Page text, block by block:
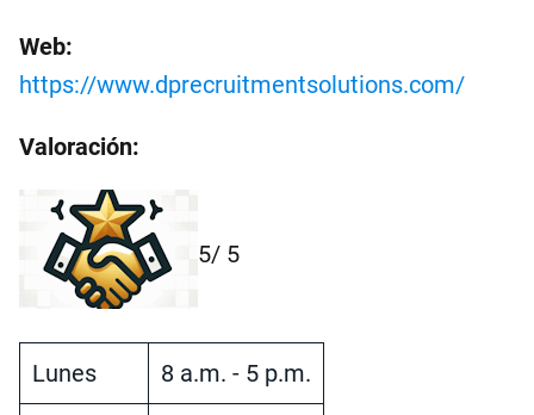
Web:
https://www.dprecruitmentsolutions.com/
Valoración:
5/ 5
Lunes 8 a.m. - 5 p.m.